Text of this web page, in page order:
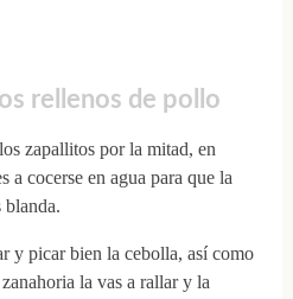
rellenos de pollo
zapallitos por la mitad, en
a cocerse en agua para que la
blanda.
y picar bien la cebolla, así como
la vas a rallar y la